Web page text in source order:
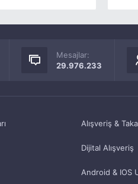
Mesajlar:
29.976.233
Alışveriş &
Dijital Alışveriş
Android & IOS